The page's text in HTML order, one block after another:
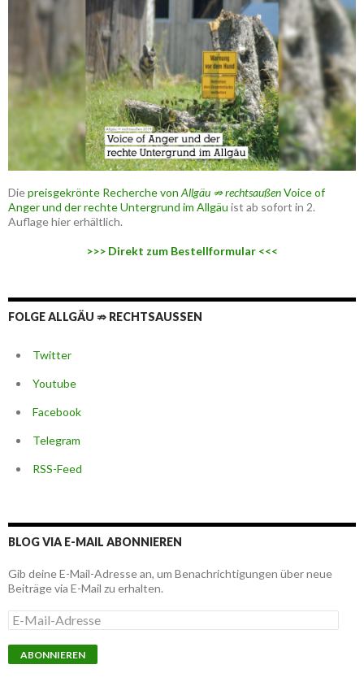
Diepreisgekrönte Recherche von Allgäu ⇏ rechtsaußenVoice of
Anger und der rechte Untergrund im Allgäu ist ab sofort in 2.
Auflage hier erhältlich.
>>> Direkt zum Bestellformular <<<
FOLGE ALLGÄU ⇏ RECHTSAUSSEN
Twitter
Youtube
Facebook
Telegram
RSS-Feed
BLOG VIA E-MAIL ABONNIEREN
Gib deine E-Mail-Adresse an, um Benachrichtigungen über neue
Beiträge via E-Mail zu erhalten.
E
-
M
a